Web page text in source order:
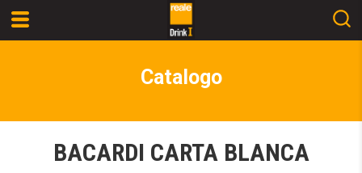
Catalogo
BACARDI CARTA BLANCA